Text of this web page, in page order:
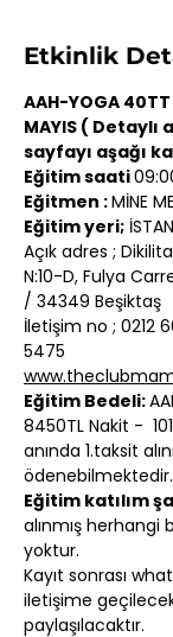
Etkinlik
AAH-YOGA
MAYIS ( Detaylı
sayfayı aşağı
Eğitim saati
Eğitmen : MİNE
Eğitim yeri;
Açık adres ;
N:10-D, Fulya
/ 34349 Beşiktaş
İletişim no ; 0212
5475
Eğitim Bedeli:
8450TL Nakit -
anında 1.taksit
ödenebilmektedir.
Eğitim katılım
alınmış herhangi
yoktur.
Kayıt sonrası
iletişime
paylaşılacaktır.